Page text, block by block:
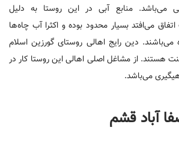
می‌باشد. منابع آبی در این روستا به دلیل
می‌افتد بسیار محدود بوده و اکثرا آب چاه‌ها
می‌باشند. دین رایج اهالی روستای گورزین اسلام
هستند. از مشاغل اصلی اهالی این روستا کار در
می‌باشد.
آباد قشم